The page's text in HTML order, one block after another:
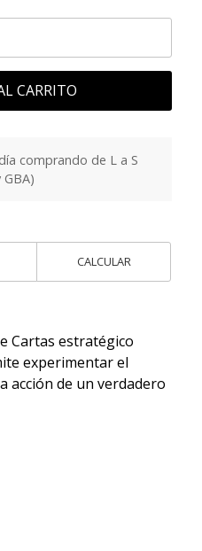
CARRITO
comprando de L a S
CALCULAR
Cartas estratégico
experimentar el
acción de un verdadero